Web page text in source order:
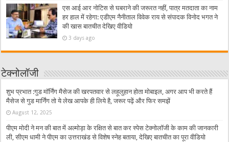
एस आई आर नोटिस से घबराने की जरूरत नहीं, पात्र मतदाता का नाम
हर हाल में रहेगा: एडीएम नैनीताल विवेक राय से संपादक विनोद भगत ने
की खास बातचीत देखिए वीडियो
3 days ago
टेक्नोलॉजी
शुभ प्रभात :गुड मॉर्निंग मैसेज की खरपतवार से लहूलुहान होता मोबाइल, अगर आप भी करते हैं
मैसेज से गुड मार्निंग तो ये लेख आपके ही लिये है, जरूर पढ़ें और फिर समझें
August 12, 2025
पीएम मोदी ने मन की बात में अल्मोड़ा के रक्षित से बात कर स्पेस टेक्नोलॉजी के काम की जानकारी
ली, सीएम धामी ने पीएम का उत्तराखंड से विशेष स्नेह बताया, देखिए बातचीत का पूरा वीडियो